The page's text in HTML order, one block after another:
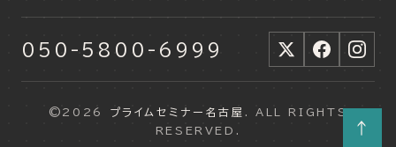
↑
050-5800-6999
©2026 プライムセミナー名古屋
. ALL RIGHTS
RESERVED.